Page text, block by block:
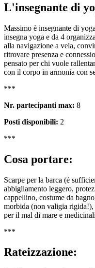
L'insegnante di
Massimo è insegnante di
insegna yoga e da 4
alla navigazione a vela,
ritrovare presenza e
pensato per chi vuole
con il corpo in armonia con
***
Nr. partecipanti max: 8
Posti disponibili: 2
***
Cosa portare:
Scarpe per la barca (è
abbigliamento leggero,
cappellino, costume da
morbida (non valigia
per il mal di mare e
***
Rateizzazione: